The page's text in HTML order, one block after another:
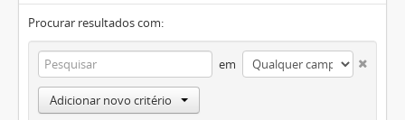
Procurar resultados com:
em
Adicionar novo critério